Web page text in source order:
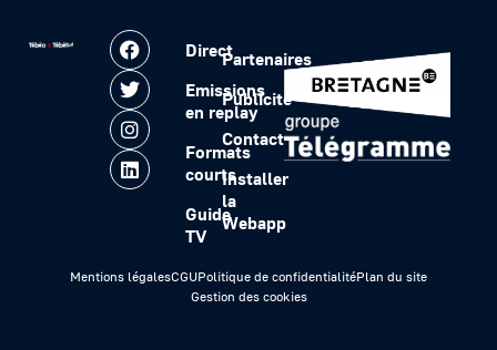
Direct
Emissions
en replay
Formats
courts
Guide
TV
Partenaires
Publicité
Contact
Installer
la
Webapp
Mentions légalesCGUPolitique de confidentialitéPlan du site
Gestion des cookies